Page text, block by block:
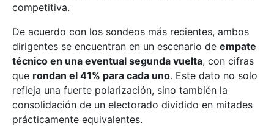
competitiva.
De acuerdo con los sondeos más recientes, ambos
dirigentes se encuentran en un escenario de empate
técnico en una eventual segunda vuelta, con cifras
que rondan el 41% para cada uno. Este dato no solo
refleja una fuerte polarización, sino también la
consolidación de un electorado dividido en mitades
prácticamente equivalentes.